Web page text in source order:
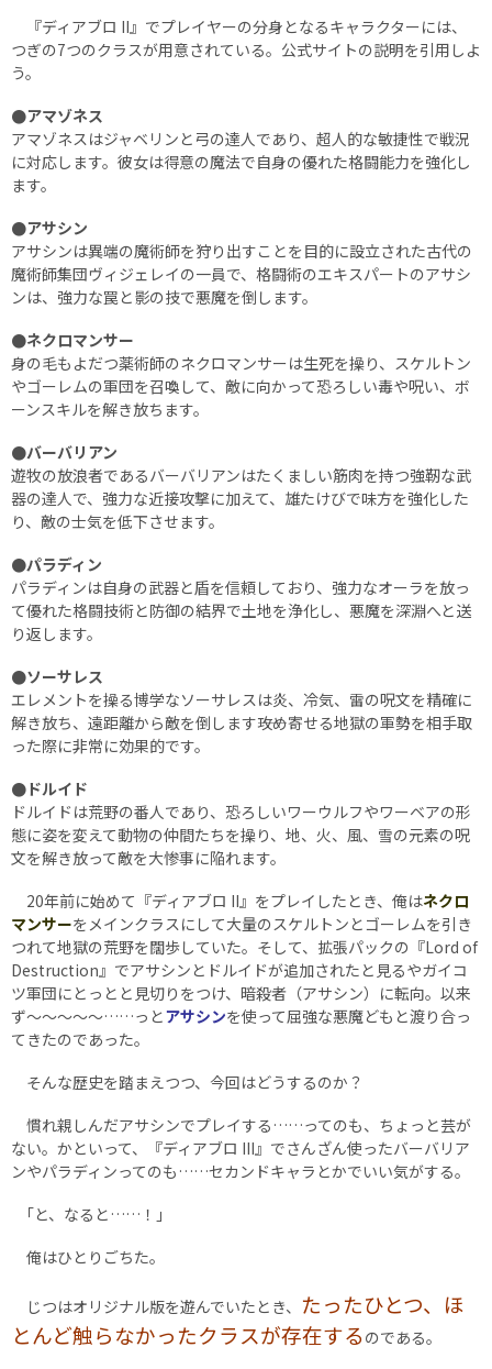
『ディアブロ II』でプレイヤーの分身となるキャラクターには、
つぎの7つのクラスが用意されている。公式サイトの説明を引用しよ
う。
●アマゾネス
アマゾネスはジャベリンと弓の達人であり、超人的な敏捷性で戦況
に対応します。彼女は得意の魔法で自身の優れた格闘能力を強化し
ます。
●アサシン
アサシンは異端の魔術師を狩り出すことを目的に設立された古代の
魔術師集団ヴィジェレイの一員で、格闘術のエキスパートのアサシ
ンは、強力な罠と影の技で悪魔を倒します。
●ネクロマンサー
身の毛もよだつ薬術師のネクロマンサーは生死を操り、スケルトン
やゴーレムの軍団を召喚して、敵に向かって恐ろしい毒や呪い、ボ
ーンスキルを解き放ちます。
●バーバリアン
遊牧の放浪者であるバーバリアンはたくましい筋肉を持つ強靭な武
器の達人で、強力な近接攻撃に加えて、雄たけびで味方を強化した
り、敵の士気を低下させます。
●パラディン
パラディンは自身の武器と盾を信頼しており、強力なオーラを放っ
て優れた格闘技術と防御の結界で土地を浄化し、悪魔を深淵へと送
り返します。
●ソーサレス
エレメントを操る博学なソーサレスは炎、冷気、雷の呪文を精確に
解き放ち、遠距離から敵を倒します――攻め寄せる地獄の軍勢を相手取
った際に非常に効果的です。
●ドルイド
ドルイドは荒野の番人であり、恐ろしいワーウルフやワーベアの形
態に姿を変えて動物の仲間たちを操り、地、火、風、雪の元素の呪
文を解き放って敵を大惨事に陥れます。
20年前に始めて『ディアブロ II』をプレイしたとき、俺はネクロ
マンサーをメインクラスにして大量のスケルトンとゴーレムを引き
つれて地獄の荒野を闊歩していた。そして、拡張パックの『Lord of
Destruction』でアサシンとドルイドが追加されたと見るやガイコ
ツ軍団にとっとと見切りをつけ、暗殺者（アサシン）に転向。以来
ず～～～～～……っとアサシンを使って屈強な悪魔どもと渡り合っ
てきたのであった。
そんな歴史を踏まえつつ、今回はどうするのか？
慣れ親しんだアサシンでプレイする……ってのも、ちょっと芸が
ない。かといって、『ディアブロ III』でさんざん使ったバーバリア
ンやパラディンってのも……セカンドキャラとかでいい気がする。
｢と、なると……！｣
俺はひとりごちた。
じつはオリジナル版を遊んでいたとき、 たったひとつ、ほ
とんど触らなかったクラスが存在する のである。